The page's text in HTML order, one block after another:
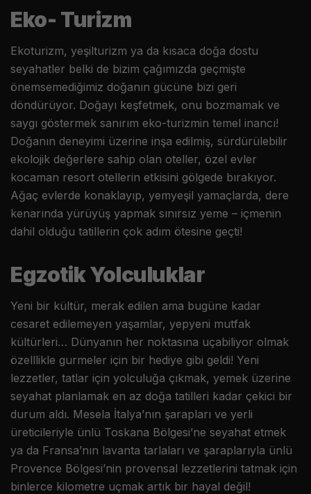
Eko- Turizm
Ekoturizm, yeşilturizm ya da kısaca doğa dostu
seyahatler belki de bizim çağımızda geçmişte
önemsemediğimiz doğanın gücüne bizi geri
döndürüyor. Doğayı keşfetmek, onu bozmamak ve
saygı göstermek sanırım eko-turizmin temel inancı!
Doğanın deneyimi üzerine inşa edilmiş, sürdürülebilir
ekolojik değerlere sahip olan oteller, özel evler
kocaman resort otellerin etkisini gölgede bırakıyor.
Ağaç evlerde konaklayıp, yemyeşil yamaçlarda, dere
kenarında yürüyüş yapmak sınırsız yeme – içmenin
dahil olduğu tatillerin çok adım ötesine geçti!
Egzotik Yolculuklar
Yeni bir kültür, merak edilen ama bugüne kadar
cesaret edilemeyen yaşamlar, yepyeni mutfak
kültürleri… Dünyanın her noktasına uçabiliyor olmak
özelllikle gurmeler için bir hediye gibi geldi! Yeni
lezzetler, tatlar için yolculuğa çıkmak, yemek üzerine
seyahat planlamak en az doğa tatilleri kadar çekici bir
durum aldı. Mesela İtalya’nın şarapları ve yerli
üreticileriyle ünlü Toskana Bölgesi’ne seyahat etmek
ya da Fransa’nın lavanta tarlaları ve şaraplarıyla ünlü
Provence Bölgesi’nin provensal lezzetlerini tatmak için
binlerce kilometre uçmak artık bir hayal değil!